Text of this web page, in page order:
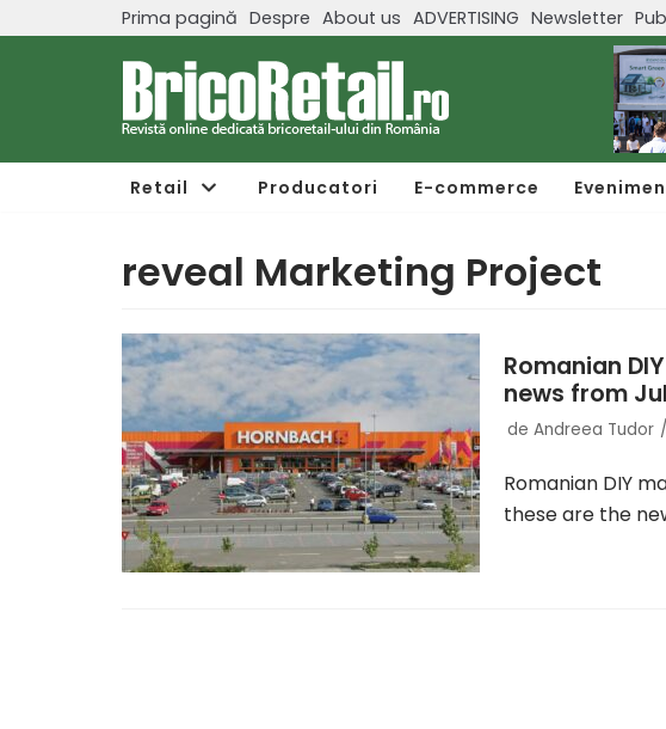
Prima pagină Despre About us ADVERTISING Newsletter
Retail Producatori E-commerce
reveal Marketing Project
Romanian
news from
de Andreea Tudor
Romanian DIY
these are the